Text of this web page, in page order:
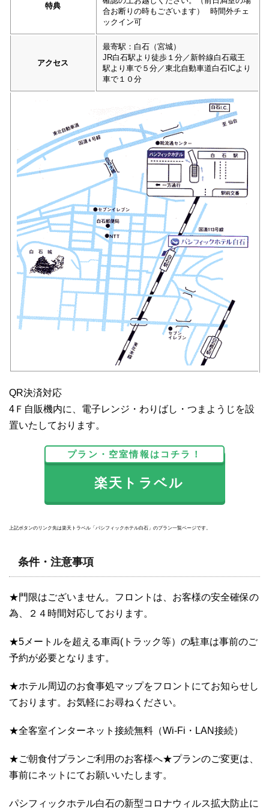
特典
合お断りの時もございます）
時間外チェ
ックイン可
アクセス
最寄駅：白石（宮城）
JR白石駅より徒歩１分／新幹線白石蔵王
駅より車で５分／東北自動車道白石ICより
車で１０分
QR決済対応
4Ｆ自販機内に、電子レンジ・わりばし・つまようじを設
置いたしております。
プラン・空室情報はコチラ！
楽天トラベル
上記ボタンのリンク先は楽天トラベル「パシフィックホテル白石」のプラン一覧ページです。
条件・注意事項
★門限はございません。フロントは、お客様の安全確保の
為、２４時間対応しております。
★5メートルを超える車両(トラック等）の駐車は事前のご
予約が必要となります。
★ホテル周辺のお食事処マップをフロントにてお知らせし
ております。お気軽にお尋ねください。
★全客室インターネット接続無料（Wi-Fi・LAN接続）
★ご朝食付プランご利用のお客様へ★プランのご変更は、
事前にネットにてお願いいたします。
パシフィックホテル白石の新型コロナウィルス拡大防止に